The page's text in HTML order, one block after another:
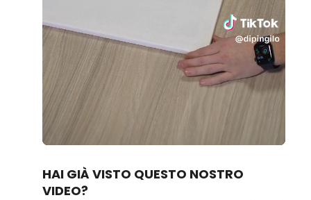
92.44%
HAI GIÀ VISTO QUESTO NOSTRO
VIDEO?